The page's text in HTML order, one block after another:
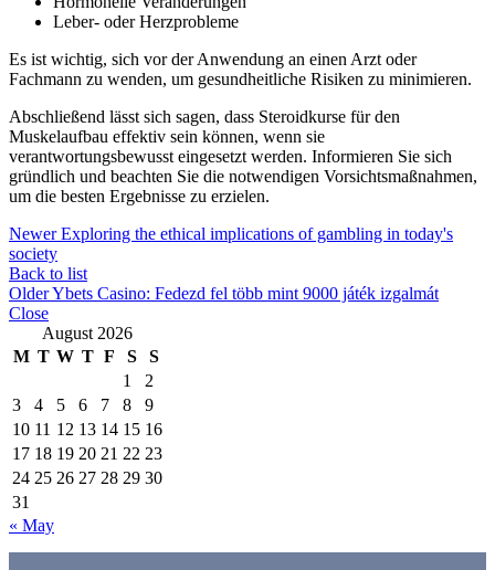
Leber- oder Herzprobleme
Es ist wichtig, sich vor der Anwendung an einen Arzt oder
Fachmann zu wenden, um gesundheitliche Risiken zu minimieren.
Abschließend lässt sich sagen, dass Steroidkurse für den
Muskelaufbau effektiv sein können, wenn sie
verantwortungsbewusst eingesetzt werden. Informieren Sie sich
gründlich und beachten Sie die notwendigen Vorsichtsmaßnahmen,
um die besten Ergebnisse zu erzielen.
Newer Exploring the ethical implications of gambling in today's
society
Back to list
OlderYbets Casino: Fedezd fel több mint 9000 játék izgalmát
Close
August 2026
M T W T F S
S
1
2
3
4 5 6 7 8
9
10 11 12 13 14 15 16
17 18 19 20 21 22 23
24 25 26 27 28 29 30
31
« May